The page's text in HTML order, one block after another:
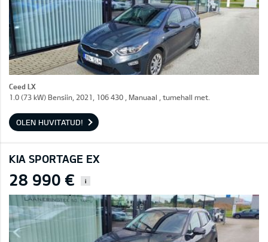
Ceed LX
1.0 (73 kW) Bensiin, 2021, 106 430 , Manuaal , tumehall met.
OLEN HUVITATUD!
KIA SPORTAGE EX
28 990 € i